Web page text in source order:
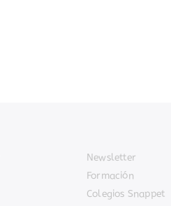
Newsletter
Formación
Colegios Snappet